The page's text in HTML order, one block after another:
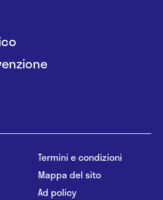
Termini e condizioni
Mappa del sito
Ad policy